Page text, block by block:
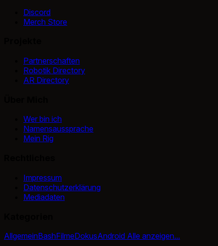
Discord
Merch Store
Partnerschaften
Robotik Directory
AR Directory
Wer bin ich
Namensaussprache
Mein Rig
Impressum
Datenschutzerklärung
Mediadaten
AllgemeinBashFilmeDokusAndroid Alle anzeigen...